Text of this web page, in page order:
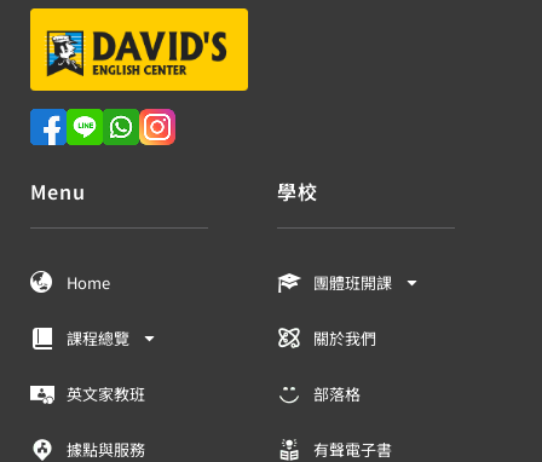
Menu
Home
課程總覽
英文家教班
據點與服務
學校
團體班開課
關於我們
部落格
有聲電子書